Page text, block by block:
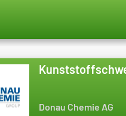
Donau Chemie AG